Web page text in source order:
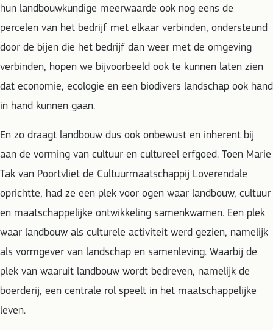
hun landbouwkundige meerwaarde ook nog eens de
percelen van het bedrijf met elkaar verbinden, ondersteund
door de bijen die het bedrijf dan weer met de omgeving
verbinden, hopen we bijvoorbeeld ook te kunnen laten zien
dat economie, ecologie en een biodivers landschap ook hand
in hand kunnen gaan.
En zo draagt landbouw dus ook onbewust en inherent bij
aan de vorming van cultuur en cultureel erfgoed. Toen Marie
Tak van Poortvliet de Cultuurmaatschappij Loverendale
oprichtte, had ze een plek voor ogen waar landbouw, cultuur
en maatschappelijke ontwikkeling samenkwamen. Een plek
waar landbouw als culturele activiteit werd gezien, namelijk
als vormgever van landschap en samenleving. Waarbij de
plek van waaruit landbouw wordt bedreven, namelijk de
boerderij, een centrale rol speelt in het maatschappelijke
leven.